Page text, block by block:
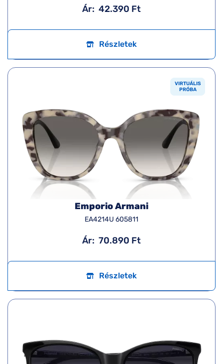
Ár: 42.390 Ft
Részletek
VIRTUÁLIS
PRÓBA
Emporio Armani
EA4214U 605811
Ár: 70.890 Ft
Részletek